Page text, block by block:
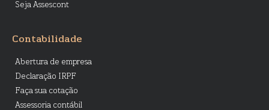
Seja Assescont
Contabilidade
Abertura de empresa
Declaração IRPF
Faça sua cotação
Assessoria contábil